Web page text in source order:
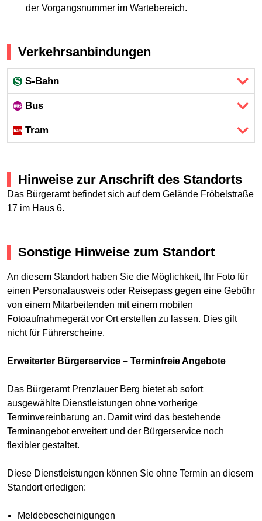
der Vorgangsnummer im Wartebereich.
Verkehrsanbindungen
S-Bahn
Bus
Tram
Hinweise zur Anschrift des Standorts
Das Bürgeramt befindet sich auf dem Gelände Fröbelstraße
17 im Haus 6.
Sonstige Hinweise zum Standort
An diesem Standort haben Sie die Möglichkeit, Ihr Foto für
einen Personalausweis oder Reisepass gegen eine Gebühr
von einem Mitarbeitenden mit einem mobilen
Fotoaufnahmegerät vor Ort erstellen zu lassen. Dies gilt
nicht für Führerscheine.
Erweiterter Bürgerservice – Terminfreie Angebote
Das Bürgeramt Prenzlauer Berg bietet ab sofort
ausgewählte Dienstleistungen ohne vorherige
Terminvereinbarung an. Damit wird das bestehende
Terminangebot erweitert und der Bürgerservice noch
flexibler gestaltet.
Diese Dienstleistungen können Sie ohne Termin an diesem
Standort erledigen:
Meldebescheinigungen